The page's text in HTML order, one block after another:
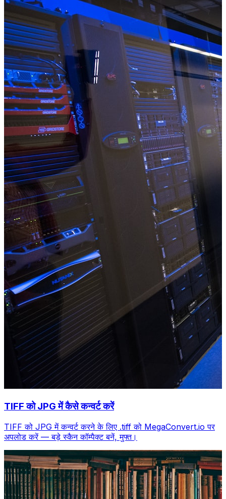
TIFF को JPG में कैसे कन्वर्ट करें
TIFF को JPG में कन्वर्ट करने के लिए .tiff को MegaConvert.io पर
अपलोड करें — बड़े स्कैन कॉम्पैक्ट बनें, मुफ्त।